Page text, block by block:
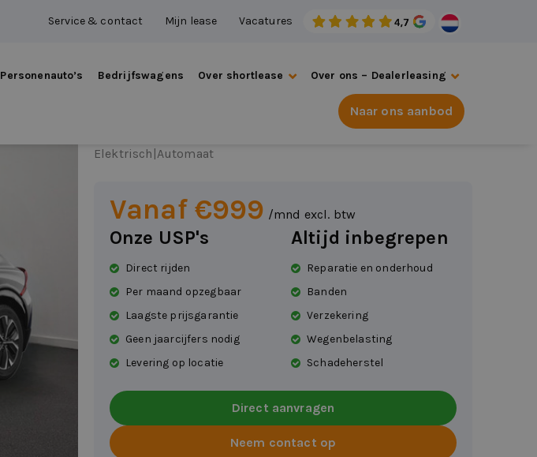
Service & contact Mijn lease Vacatures
Personenauto’s Bedrijfswagens Over shortlease Over ons – Dealerleasing
Naar ons aanbod
Elektrisch |Automaat
Vanaf €999 /mnd excl. btw
Onze USP's
Direct rijden
Per maand opzegbaar
Laagste prijsgarantie
Geen jaarcijfers nodig
Levering op locatie
Altijd inbegrepen
Reparatie en onderhoud
Banden
Verzekering
Wegenbelasting
Schadeherstel
Direct aanvragen
Neem contact op